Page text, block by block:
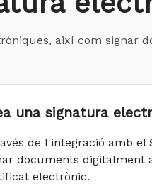
així com signar
una signatura
de l'integració amb el
documents digitalment
electrònic.